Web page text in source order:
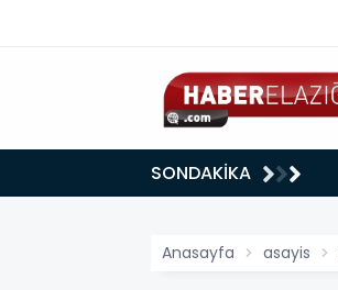
SONDAKİKA
Anasayfa asayis